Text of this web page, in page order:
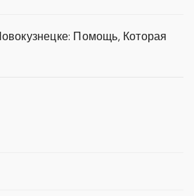
Помощь, Которая